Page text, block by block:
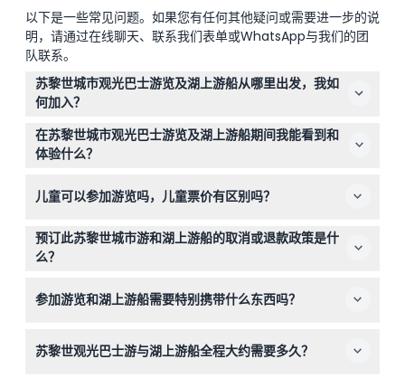
以下是一些常见问题。如果您有任何其他疑问或需要进一步的说
明，请通过在线聊天、联系我们表单或WhatsApp与我们的团
队联系。
苏黎世城市观光巴士游览及湖上游船从哪里出发，我如
何加入？
游览从苏黎世巴士站开始，地址为奥斯特尔斯特拉瑟15号，
邮编8005苏黎世。请提前几分钟到达，在集合点与团队汇
合开始您的旅程。
在苏黎世城市观光巴士游览及湖上游船期间我能看到和
体验什么？
游漫步中世纪的老城区街道，并享受带有语音解说的轻松苏
儿童可以参加游览吗，儿童票价有区别吗？
可以，6岁以下儿童可免费参加，但请注意不会为儿童预留
座位。
预订此苏黎世城市游和湖上游船的取消或退款政策是什
么？
时间。
参加游览和湖上游船需要特别携带什么东西吗？
用音频导览，同时为老城区步行带上舒适的步行鞋。
苏黎世观光巴士游与湖上游船全程大约需要多久？